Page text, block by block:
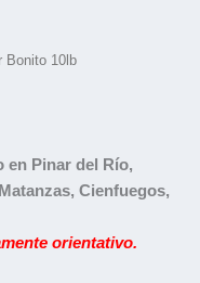
Bonito 10lb
en Pinar del Río,
Cienfuegos,
orientativo.